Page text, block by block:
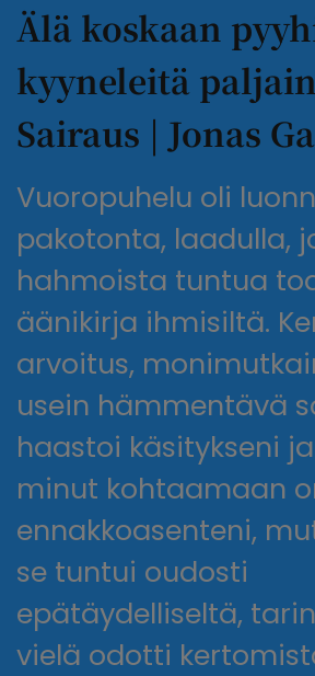
Älä koskaan
kyyneleitä
Sairaus | Jonas
Vuoropuhelu oli
pakotonta, laadulla,
hahmoista tuntua
äänikirja ihmisiltä.
arvoitus,
usein hämmentävä
haastoi käsitykseni
minut kohtaamaan
ennakkoasenteni,
se tuntui oudosti
epätäydelliseltä,
vielä odotti